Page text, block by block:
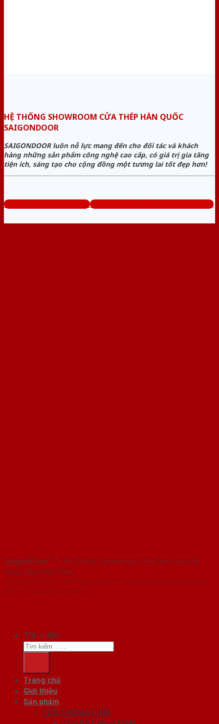
HỆ THỐNG SHOWROOM CỬA THÉP HÀN QUỐC
SAIGONDOOR
SAIGONDOOR luôn nỗ lực mang đến cho đối tác và khách
hàng những sản phẩm công nghệ cao cấp, có giá trị gia tăng
tiện ích, sáng tạo cho cộng đồng một tương lai tốt đẹp hơn!
www.muabancuathep.com Tổng đài tư vấn miễn phí: 0824.400.400
SaigonDoor™ - Hệ thống Showroom cửa thép cửa sắt
hàng đầu Việt Nam
Copyright ⓒ 2016 – 2026 SaigonDoor™ - www.cuathephanquoc.com |
Đơn vị chủ quản SaigonDoor
Tìm kiếm:
Trang chủ
Giới thiệu
Sản phẩm
CỬA CHỐNG CHÁY